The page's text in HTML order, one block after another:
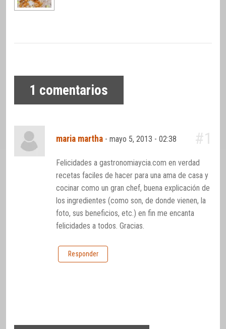
1 comentarios
maria martha -mayo 5, 2013 - 02:38 #1
Felicidades a gastronomiaycia.com en verdad
recetas faciles de hacer para una ama de casa y
cocinar como un gran chef, buena explicación de
los ingredientes (como son, de donde vienen, la
foto, sus beneficios, etc.) en fin me encanta
felicidades a todos. Gracias.
Responder